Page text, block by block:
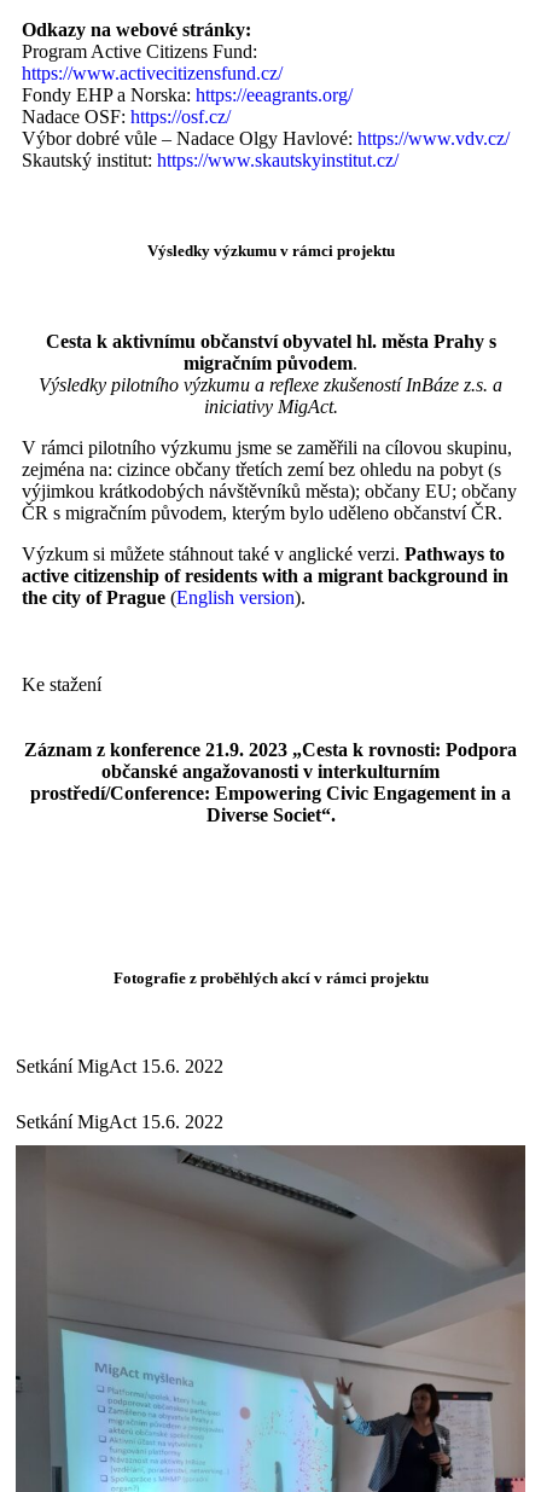
Odkazy na webové stránky:
Program Active Citizens Fund:
https://www.activecitizensfund.cz/
Fondy EHP a Norska: https://eeagrants.org/
Nadace OSF: https://osf.cz/
Výbor dobré vůle – Nadace Olgy Havlové: https://www.vdv.cz/
Skautský institut: https://www.skautskyinstitut.cz/
Výsledky výzkumu v rámci projektu
Cesta k aktivnímu občanství obyvatel hl. města Prahy s
migračním původem.
Výsledky pilotního výzkumu a reflexe zkušeností InBáze z.s. a
iniciativy MigAct.
V rámci pilotního výzkumu jsme se zaměřili na cílovou skupinu,
zejména na: cizince občany třetích zemí bez ohledu na pobyt (s
výjimkou krátkodobých návštěvníků města); občany EU; občany
ČR s migračním původem, kterým bylo uděleno občanství ČR.
Výzkum si můžete stáhnout také v anglické verzi. Pathways to
active citizenship of residents with a migrant background in
the city of Prague (English version).
Ke stažení
Záznam z konference 21.9. 2023 „Cesta k rovnosti: Podpora
občanské angažovanosti v interkulturním
prostředí/Conference: Empowering Civic Engagement in a
Diverse Societ“.
Fotografie z proběhlých akcí v rámci projektu
Setkání MigAct 15.6. 2022
Setkání MigAct 15.6. 2022